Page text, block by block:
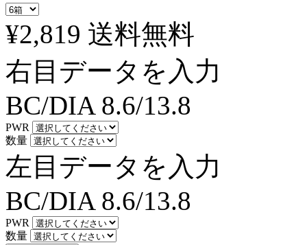
¥2,819 送料無料
右目データを入力
BC/DIA 8.6/13.8
PWR
数量
左目データを入力
BC/DIA 8.6/13.8
PWR
数量